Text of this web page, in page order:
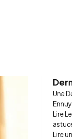
Une
Lire
Lire